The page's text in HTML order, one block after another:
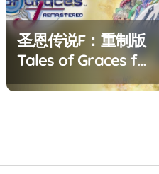
圣恩传说F：重制版
Tales of Graces f
Remastered